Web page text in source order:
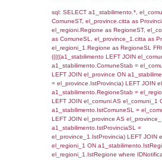
INCIDENTALI CON
STABILIMENTO
Debug
sql: SELECT
`userlevelid` = -2,